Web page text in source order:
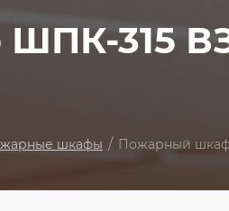
315
шкафы / Пожарный шкаф